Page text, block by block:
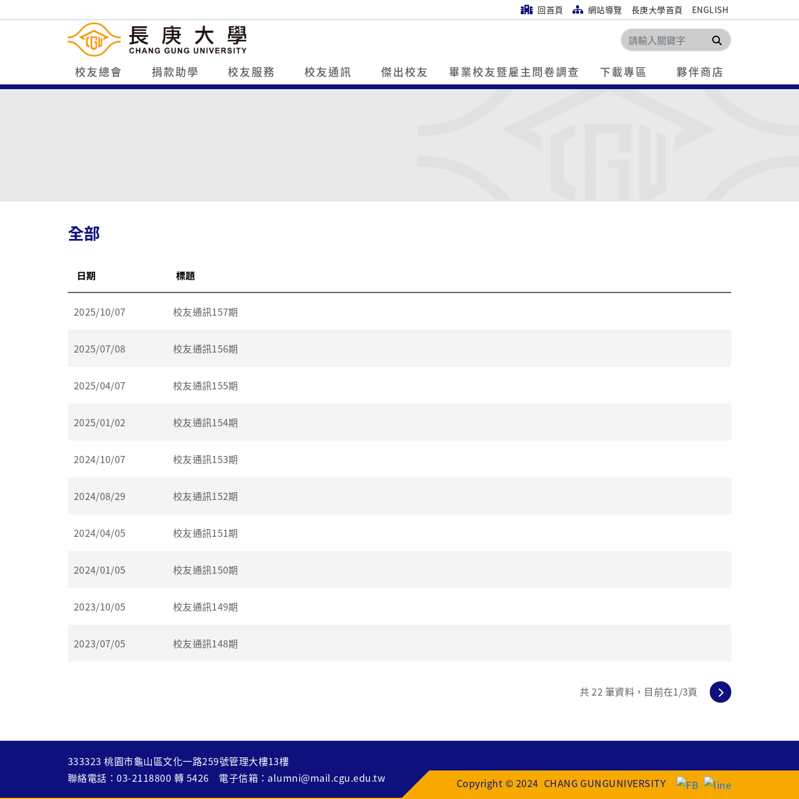
回首頁 網站導覽 長庚大學首頁 ENGLISH
搜尋
校友總會 捐款助學 校友服務 校友通訊 傑出校友 畢業校友暨雇主問卷調查 下載專區 夥伴商店
全部
日期 標題
2025/10/07 校友通訊157期
2025/07/08 校友通訊156期
2025/04/07 校友通訊155期
2025/01/02 校友通訊154期
2024/10/07 校友通訊153期
2024/08/29 校友通訊152期
2024/04/05 校友通訊151期
2024/01/05 校友通訊150期
2023/10/05 校友通訊149期
2023/07/05 校友通訊148期
共22 筆資料，目前在1/3頁
333323 桃園市龜山區文化一路259號管理大樓13樓
聯絡電話：03-2118800 轉 5426 電子信箱： alumni@mail.cgu.edu.tw Copyright © 2024 CHANG GUNGUNIVERSITY